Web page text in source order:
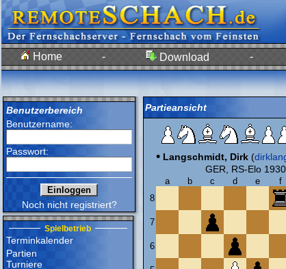
Home - Download -
Benutzerbereich
Benutzername:
Passwort:
Noch nicht registriert?
Spielbetrieb
Terminkalender
Partien
Turniere
Partieansicht
• Langschmidt, Dirk (
GER, RS-Elo
a b c d e f
8
7
6